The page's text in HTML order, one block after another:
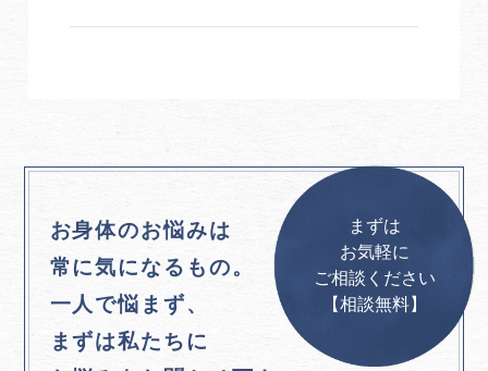
お身体のお悩みは
常に気になるもの。
一人で悩まず、
まずは私たちに
まずは
お気軽に
ご相談ください
【相談無料】